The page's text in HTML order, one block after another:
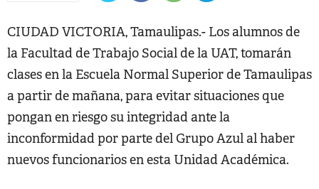
CIUDAD VICTORIA, Tamaulipas.- Los alumnos de
la Facultad de Trabajo Social de la UAT, tomarán
clases en la Escuela Normal Superior de Tamaulipas
a partir de mañana, para evitar situaciones que
pongan en riesgo su integridad ante la
inconformidad por parte del Grupo Azul al haber
nuevos funcionarios en esta Unidad Académica.